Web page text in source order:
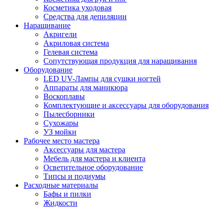
Косметика уходовая
Средства для депиляции
Наращивание
Акригели
Акриловая система
Гелевая система
Сопутствующая продукция для наращивания
Оборудование
LED UV-Лампы для сушки ногтей
Аппараты для маникюра
Воскоплавы
Комплектующие и аксессуары для оборудования
Пылесборники
Сухожары
УЗ мойки
Рабочее место мастера
Аксессуары для мастера
Мебель для мастера и клиента
Осветительное оборудование
Типсы и подиумы
Расходные материалы
Бафы и пилки
Жидкости